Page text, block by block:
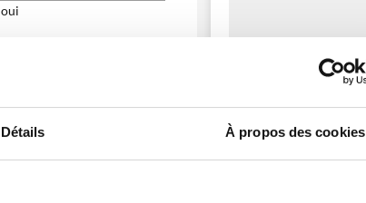
Détails À propos des cookies
oui
De série